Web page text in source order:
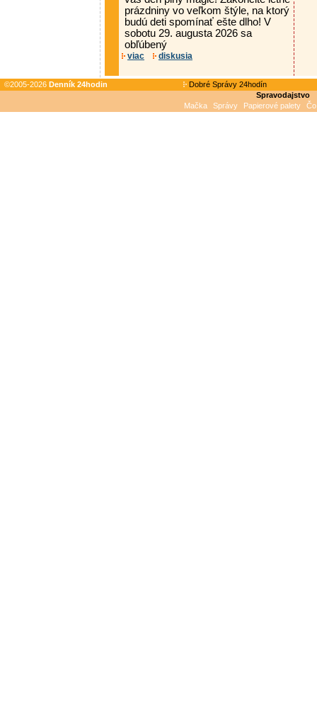
prázdniny vo veľkom štýle, na ktorý
budú deti spomínať ešte dlho! V
sobotu 29. augusta 2026 sa
obľúbený
viac diskusia
©2005-2026 Denník 24hodin
Dobré Správy 24hodín
Spravodajstvo
Mačka
Správy Papierové palety